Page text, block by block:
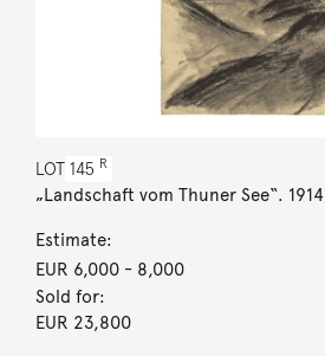
LOT 145 R
„Landschaft vom Thuner See“. 1914
Estimate:
EUR 6,000- 8,000
Sold for:
EUR 23,800